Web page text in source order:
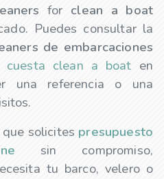
for clean a boat
Puedes consultar la
de embarcaciones
cuesta clean a boat en
una referencia o una
solicites presupuesto
sin compromiso,
tu barco, velero o